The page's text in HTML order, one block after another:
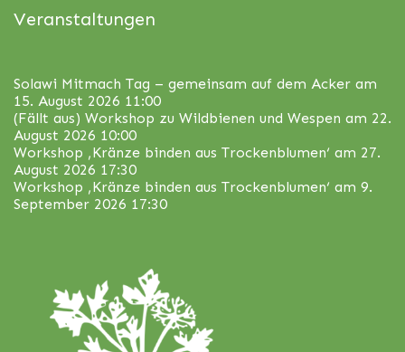
Veranstaltungen
Solawi Mitmach Tag – gemeinsam auf dem Acker am
15. August 2026 11:00
(Fällt aus) Workshop zu Wildbienen und Wespen am 22.
August 2026 10:00
Workshop ‚Kränze binden aus Trockenblumen‘ am 27.
August 2026 17:30
Workshop ‚Kränze binden aus Trockenblumen‘ am 9.
September 2026 17:30